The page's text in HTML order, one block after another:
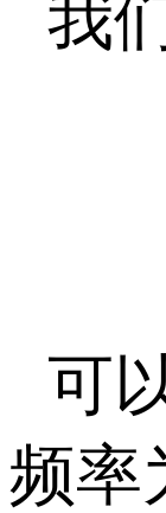
我
可
频率